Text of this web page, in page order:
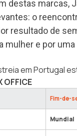
destas marcas,
o
resultado de
mulher e por
em Portugal
OFFICE
Fim-de-
Mundial